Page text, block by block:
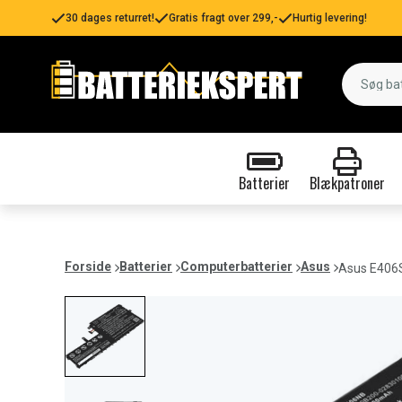
30 dages returret! Gratis fragt over 299,- Hurtig levering!
Batterier Blækpatroner
Forside Batterier Computerbatterier Asus Asus